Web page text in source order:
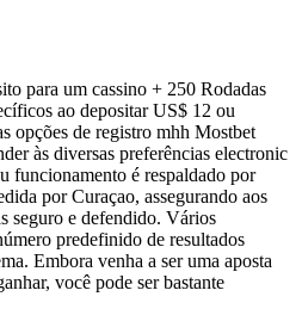
para um cassino + 250 Rodadas
ao depositar US$ 12 ou
opções de registro mhh Mostbet
às diversas preferências electronic
funcionamento é respaldado por
por Curaçao, assegurando aos
seguro e defendido. Vários
predefinido de resultados
Embora venha a ser uma aposta
você pode ser bastante